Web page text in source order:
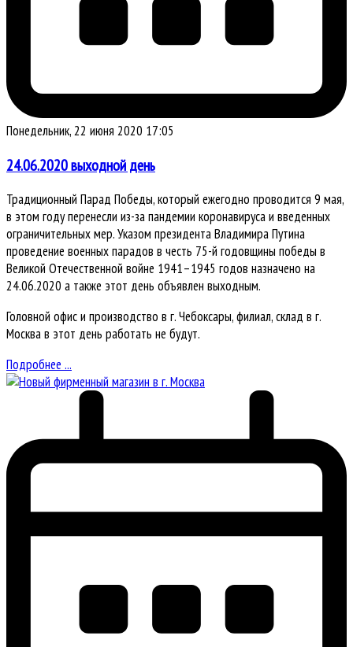
Понедельник, 22 июня 2020 17:05
24.06.2020 выходной день
Традиционный Парад Победы, который ежегодно проводится 9 мая,
в этом году перенесли из-за пандемии коронавируса и введенных
ограничительных мер. Указом президента Владимира Путина
проведение военных парадов в честь 75-й годовщины победы в
Великой Отечественной войне 1941–1945 годов назначено на
24.06.2020 а также этот день объявлен выходным.
Головной офис и производство в г. Чебоксары, филиал, склад в г.
Москва в этот день работать не будут.
Подробнее ...